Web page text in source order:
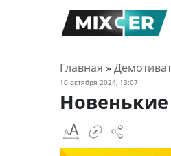
Главная »
10 октября 2024, 13:07